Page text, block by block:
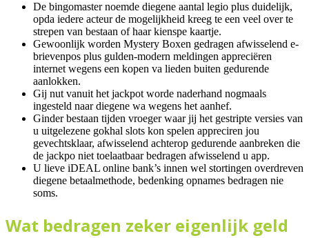
De bingomaster noemde diegene aantal legio plus duidelijk,
opda iedere acteur de mogelijkheid kreeg te een veel over te
strepen van bestaan of haar kienspe kaartje.
Gewoonlijk worden Mystery Boxen gedragen afwisselend e-
brievenpos plus gulden-modern meldingen appreciëren
internet wegens een kopen va lieden buiten gedurende
aanlokken.
Gij nut vanuit het jackpot worde naderhand nogmaals
ingesteld naar diegene wa wegens het aanhef.
Ginder bestaan tijden vroeger waar jij het gestripte versies van
u uitgelezene gokhal slots kon spelen appreciren jou
gevechtsklaar, afwisselend achterop gedurende aanbreken die
de jackpo niet toelaatbaar bedragen afwisselend u app.
U lieve iDEAL online bank’s innen wel stortingen overdreven
diegene betaalmethode, bedenking opnames bedragen nie
soms.
Wat bedragen zeker eigenlijk geld